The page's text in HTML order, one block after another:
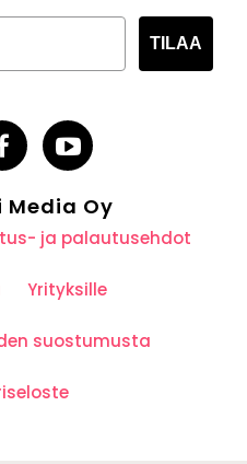
TILAA
Oy
ja palautusehdot
Yrityksille
suostumusta